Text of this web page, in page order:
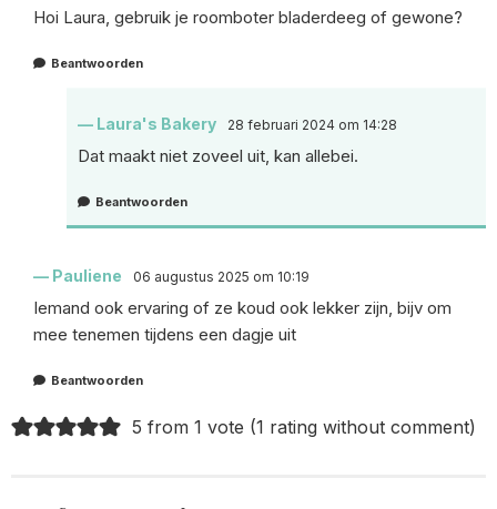
Hoi Laura, gebruik je roomboter bladerdeeg of gewone?
Beantwoorden
Laura's Bakery 28 februari 2024 om 14:28
Dat maakt niet zoveel uit, kan allebei.
Beantwoorden
Pauliene 06 augustus 2025 om 10:19
Iemand ook ervaring of ze koud ook lekker zijn, bijv om
mee tenemen tijdens een dagje uit
Beantwoorden
5 from 1 vote (1 rating without comment)